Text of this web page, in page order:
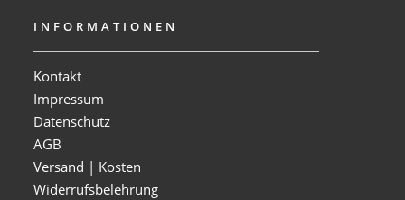
INFORMATIONEN
Kontakt
Impressum
Datenschutz
AGB
Versand | Kosten
Widerrufsbelehrung